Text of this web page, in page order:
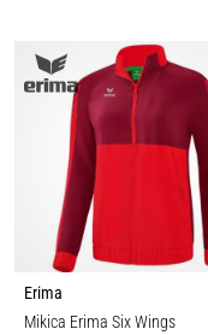
Erima
Mikica Erima Six Wings